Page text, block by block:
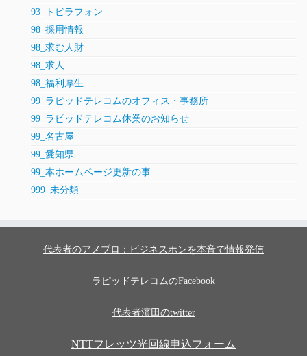
93_トビラフォン
98_採用情報
98_求む人財
98_求人
98_福利厚生
99_ラピッドテレコムのオフィス・事務所
99_ラピッドテレコム休業のお知らせ
99_名古屋
99_愛知県
99_本ホームページ更新の事
999_未分類
代表者のアメブロ：ビジネスホンを本音で情報発信
ラピッドテレコムのFacebook
代表者濱田のtwitter
NTTフレッツ光回線申込フォーム